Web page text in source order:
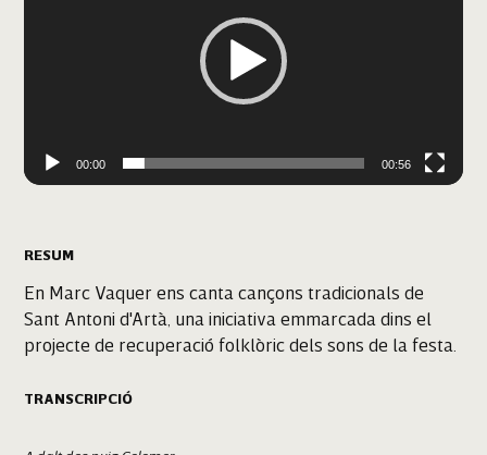
00:00 00:56
RESUM
En Marc Vaquer ens canta cançons tradicionals de
Sant Antoni d'Artà, una iniciativa emmarcada dins el
projecte de recuperació folklòric dels sons de la festa.
TRANSCRIPCIÓ